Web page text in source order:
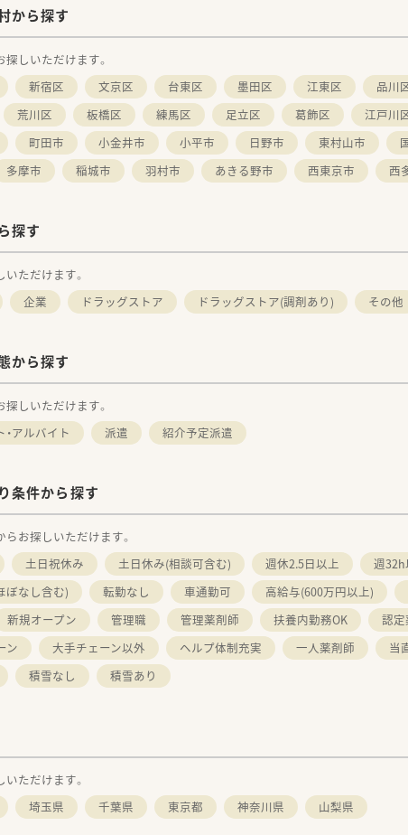
から探す
しいただけます。
新宿区 文京区 台東区 墨田区 江東区 品川
荒川区 板橋区 練馬区 足立区 葛飾区 江戸川
町田市 小金井市 小平市 日野市 東村山市
多摩市 稲城市 羽村市 あきる野市 西東京市 西
探す
ただけます。
企業 ドラッグストア ドラッグストア(調剤あり) その他
から探す
しいただけます。
・アルバイト 派遣 紹介予定派遣
条件から探す
お探しいただけます。
土日祝休み 土日休み(相談可含む) 週休2.5日以上 週32h
ぼなし含む) 転勤なし 車通勤可 高給与(600万円以上)
新規オープン 管理職 管理薬剤師 扶養内勤務OK 認定
ン 大手チェーン以外 ヘルプ体制充実 一人薬剤師 当
積雪なし 積雪あり
ただけます。
埼玉県 千葉県 東京都 神奈川県 山梨県